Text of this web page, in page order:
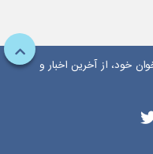
خود، از آخرین اخبار و